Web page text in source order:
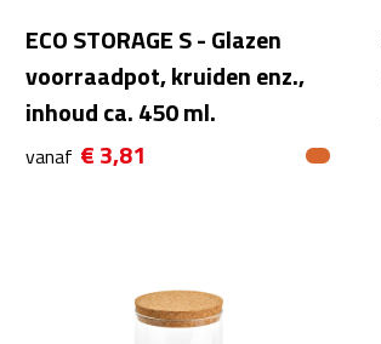
ECO STORAGE S - Glazen
voorraadpot, kruiden enz.,
inhoud ca. 450 ml.
vanaf € 3,81